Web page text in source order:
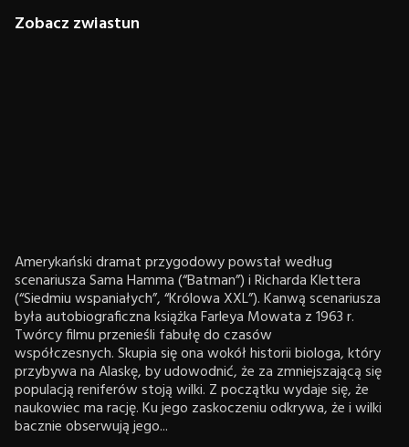
Zobacz zwiastun
Amerykański dramat przygodowy powstał według
scenariusza Sama Hamma (“Batman”) i Richarda Klettera
(“Siedmiu wspaniałych”, “Królowa XXL”). Kanwą scenariusza
była autobiograficzna książka Farleya Mowata z 1963 r.
Twórcy filmu przenieśli fabułę do czasów
współczesnych. Skupia się ona wokół historii biologa, który
przybywa na Alaskę, by udowodnić, że za zmniejszającą się
populacją reniferów stoją wilki. Z początku wydaje się, że
naukowiec ma rację. Ku jego zaskoczeniu odkrywa, że i wilki
bacznie obserwują jego...